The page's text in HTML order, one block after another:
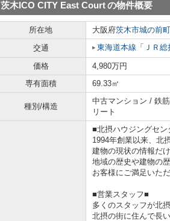
茨木ICO CITY East Courtの物件概要
所在地 大阪府茨木市城の前町
交通
東海道本線 「 ＪＲ
価格 4,980万円
専有面積
69.33㎡
種別/構造
中古マンション / 鉄
リート
■北摂ハウジングセン
1994年創業以来、北
建物の現状の情報だ
地域の歴史や建物の
お客様にご満足いた
■営業スタッフ■
多くのスタッフが北
北摂の街に住んで長